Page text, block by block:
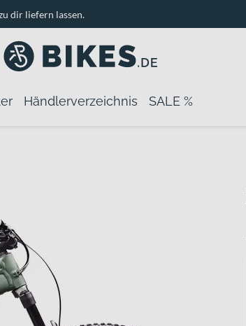
dir liefern lassen.
Händlerverzeichnis SALE %